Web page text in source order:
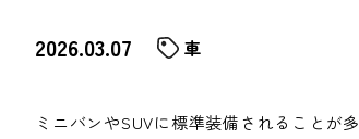
2026.03.07 車
ミニバンやSUVに標準装備されることが